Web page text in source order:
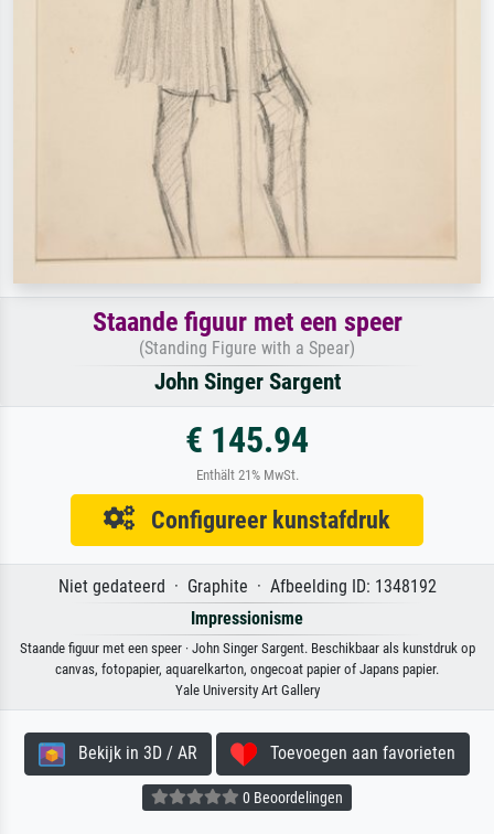
Staande figuur met een speer
(Standing Figure with a Spear)
John Singer Sargent
€ 145.94
Enthält 21% MwSt.
Configureer kunstafdruk
Niet gedateerd · Graphite · Afbeelding ID: 1348192
Impressionisme
Staande figuur met een speer · John Singer Sargent. Beschikbaar als kunstdruk op
canvas, fotopapier, aquarelkarton, ongecoat papier of Japans papier.
Yale University Art Gallery
Bekijk in 3D / AR Toevoegen aan favorieten
0 Beoordelingen